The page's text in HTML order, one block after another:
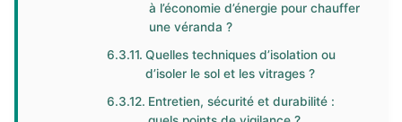
à l’économie d’énergie pour chauffer
une véranda ?
Quelles techniques d’isolation ou
d’isoler le sol et les vitrages ?
Entretien, sécurité et durabilité :